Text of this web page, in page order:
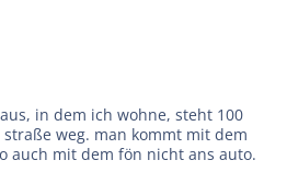
in dem ich wohne, steht 100
weg. man kommt mit dem
auch mit dem fön nicht ans auto.